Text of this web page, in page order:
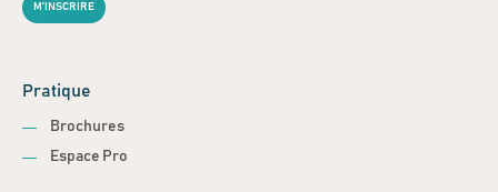
M'INSCRIRE
Pratique
Brochures
Espace Pro